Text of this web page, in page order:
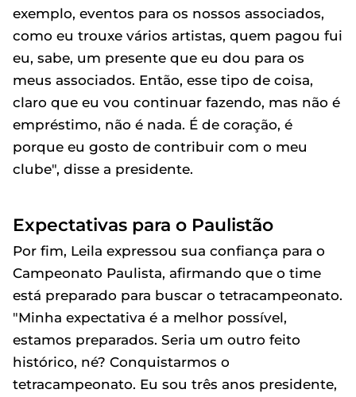
exemplo, eventos para os nossos associados,
como eu trouxe vários artistas, quem pagou fui
eu, sabe, um presente que eu dou para os
meus associados. Então, esse tipo de coisa,
claro que eu vou continuar fazendo, mas não é
empréstimo, não é nada. É de coração, é
porque eu gosto de contribuir com o meu
clube", disse a presidente.
Expectativas para o Paulistão
Por fim, Leila expressou sua confiança para o
Campeonato Paulista, afirmando que o time
está preparado para buscar o tetracampeonato.
"Minha expectativa é a melhor possível,
estamos preparados. Seria um outro feito
histórico, né? Conquistarmos o
tetracampeonato. Eu sou três anos presidente,